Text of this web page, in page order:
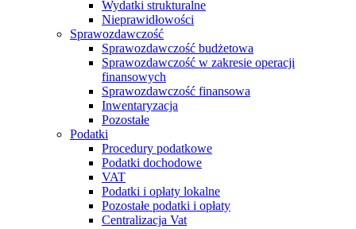
Wydatki strukturalne
Nieprawidłowości
Sprawozdawczość
Sprawozdawczość budżetowa
Sprawozdawczość w zakresie operacji
finansowych
Sprawozdawczość finansowa
Inwentaryzacja
Pozostałe
Podatki
Procedury podatkowe
Podatki dochodowe
VAT
Podatki i opłaty lokalne
Pozostałe podatki i opłaty
Centralizacja Vat